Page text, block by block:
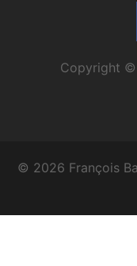
Copyright ©
© 2026 François